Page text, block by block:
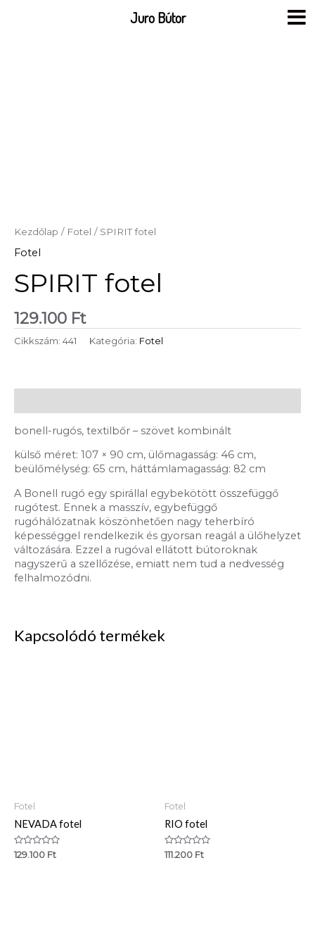
Kezdőlap / Fotel / SPIRIT fotel
Fotel
SPIRIT fotel
129.100 Ft
Cikkszám: 441 Kategória: Fotel
bonell-rugós, textilbőr – szövet kombinált
külső méret: 107 × 90 cm, ülőmagasság: 46 cm,
beülőmélység: 65 cm, háttámlamagasság: 82 cm
A Bonell rugó egy spirállal egybekötött összefüggő
rugótest. Ennek a masszív, egybefüggő
rugóhálózatnak köszönhetően nagy teherbíró
képességgel rendelkezik és gyorsan reagál a ülőhelyzet
változására. Ezzel a rugóval ellátott bútoroknak
nagyszerű a szellőzése, emiatt nem tud a nedvesség
felhalmozódni.
Kapcsolódó termékek
Fotel
NEVADA fotel
Értékelés:
0
129.100 Ft
Fotel
RIO fotel
Értékelés:
0
111.200 Ft
Juro Bútor